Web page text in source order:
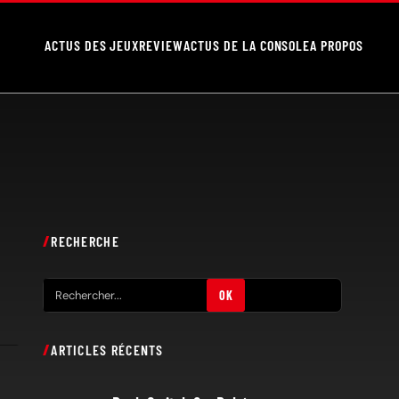
ACTUS DES JEUXREVIEWACTUS DE LA CONSOLEA PROPOS
RECHERCHE
e
h
OK
ARTICLES RÉCENTS